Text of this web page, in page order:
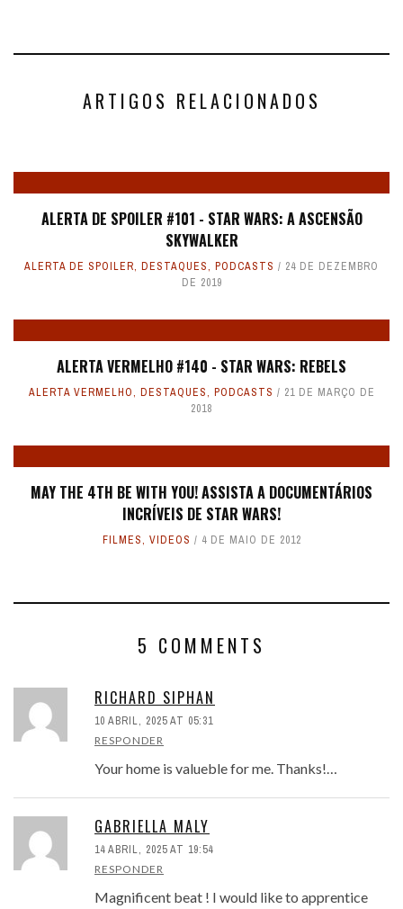
ARTIGOS RELACIONADOS
ALERTA DE SPOILER #101 - STAR WARS: A ASCENSÃO
SKYWALKER
ALERTA DE SPOILER, DESTAQUES, PODCASTS
24 DE DEZEMBRO
DE 2019
ALERTA VERMELHO #140 - STAR WARS: REBELS
ALERTA VERMELHO, DESTAQUES, PODCASTS
21 DE MARÇO DE
2018
MAY THE 4TH BE WITH YOU! ASSISTA A DOCUMENTÁRIOS
INCRÍVEIS DE STAR WARS!
FILMES, VIDEOS 4 DE MAIO DE 2012
5 COMMENTS
RICHARD SIPHAN
10 ABRIL, 2025 AT 05:31
RESPONDER
Your home is valueble for me. Thanks!…
GABRIELLA MALY
14 ABRIL, 2025 AT 19:54
RESPONDER
Magnificent beat ! I would like to apprentice